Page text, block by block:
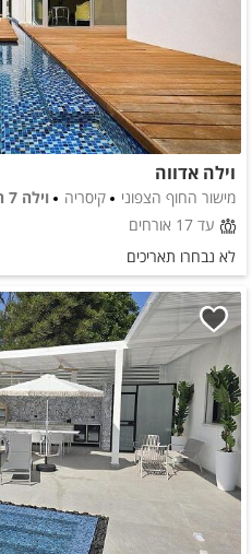
וילה אדווה
מישור החוף הצפוני קיסריה
וילה 7 חדרים
עד 17 אורחים
לא נבחרו תאריכים